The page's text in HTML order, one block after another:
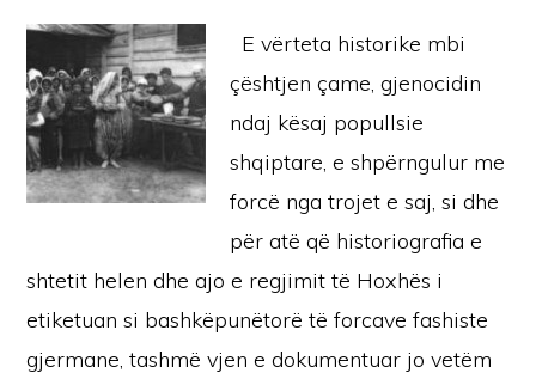
E vërteta historike mbi
çështjen çame, gjenocidin
ndaj kësaj popullsie
shqiptare, e shpërngulur me
forcë nga trojet e saj, si dhe
për atë që historiografia e
shtetit helen dhe ajo e regjimit të Hoxhës i
etiketuan si bashkëpunëtorë të forcave fashiste
gjermane, tashmë vjen e dokumentuar jo vetëm